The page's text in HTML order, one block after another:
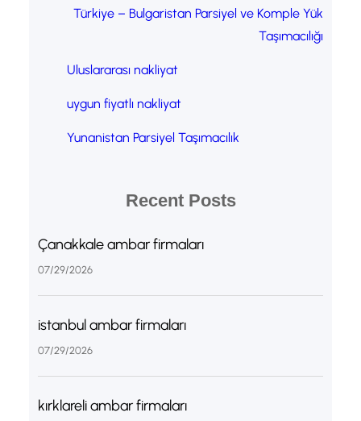
Türkiye – Bulgaristan Parsiyel ve Komple Yük
Taşımacılığı
Uluslararası nakliyat
uygun fiyatlı nakliyat
Yunanistan Parsiyel Taşımacılık
Recent Posts
Çanakkale ambar firmaları
07/29/2026
istanbul ambar firmaları
07/29/2026
kırklareli ambar firmaları